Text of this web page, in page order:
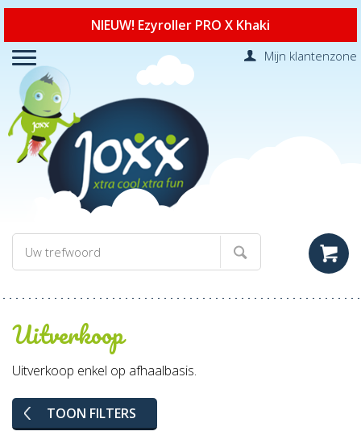
NIEUW! Ezyroller PRO X Khaki
Mijn klantenzone
Uitverkoop
Uitverkoop enkel op afhaalbasis.
TOON FILTERS